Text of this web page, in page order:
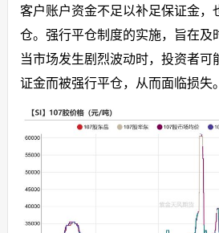
客户账户资金不足以补足保证金，
仓。强行平仓制度的实施，旨在及
当市场发生剧烈波动时，投资者可
证金而被强行平仓，从而面临损失。